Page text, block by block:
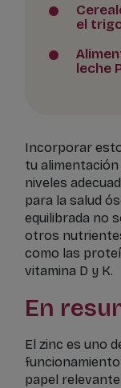
el
leche
Incorporar
tu
niveles
para la salud
equilibrada no
otros
como las
vitamina D y K.
En
El zinc es uno
papel